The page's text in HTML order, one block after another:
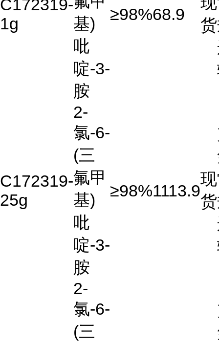
C172319-
1g
基)
吡
啶-3-
胺
≥98%68.9
货
C172319-
25g
2-
氯-6-
(三
氟甲
基)
吡
啶-3-
胺
≥98%1113.9
现
货
2-
氯-6-
(三